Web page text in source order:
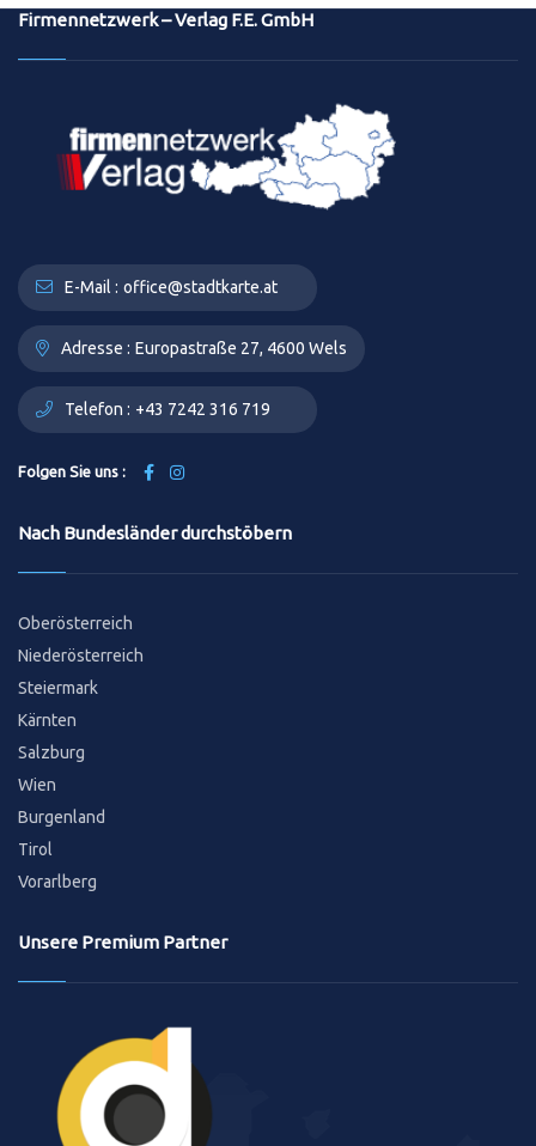
Firmennetzwerk – Verlag F.E. GmbH
E-Mail : office@stadtkarte.at
Adresse : Europastraße 27, 4600 Wels
Telefon : +43 7242 316 719
Folgen Sie uns :
Nach Bundesländer durchstöbern
Oberösterreich
Niederösterreich
Steiermark
Kärnten
Salzburg
Wien
Burgenland
Tirol
Vorarlberg
Unsere Premium Partner